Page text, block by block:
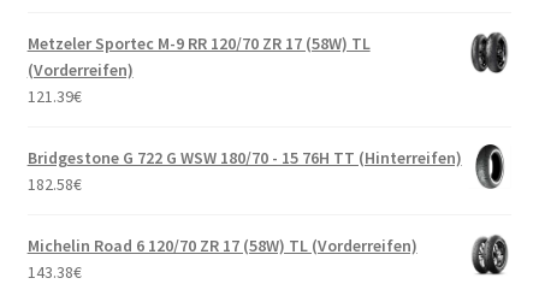
Metzeler Sportec M-9 RR 120/70 ZR 17 (58W) TL
(Vorderreifen)
121.39€
Bridgestone G 722 G WSW 180/70 - 15 76H TT (Hinterreifen)
182.58€
Michelin Road 6 120/70 ZR 17 (58W) TL (Vorderreifen)
143.38€